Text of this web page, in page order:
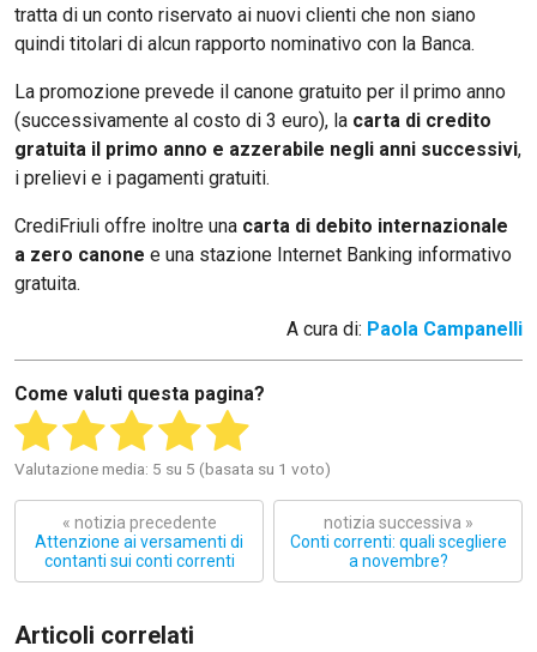
tratta di un conto riservato ai nuovi clienti che non siano
quindi titolari di alcun rapporto nominativo con la Banca.
La promozione prevede il canone gratuito per il primo anno
(successivamente al costo di 3 euro), la carta di credito
gratuita il primo anno e azzerabile negli anni successivi,
i prelievi e i pagamenti gratuiti.
CrediFriuli offre inoltre una carta di debito internazionale
a zero canone e una stazione Internet Banking informativo
gratuita.
A cura di: Paola Campanelli
Come valuti questa pagina?
Valutazione media: 5 su 5 (basata su 1 voto)
« notizia precedente
Attenzione ai versamenti di
contanti sui conti correnti
notizia successiva »
Conti correnti: quali scegliere
a novembre?
Articoli correlati